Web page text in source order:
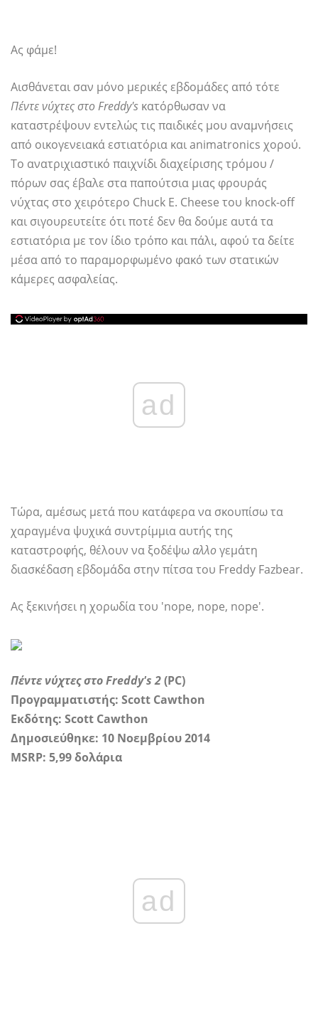
Ας φάμε!
Αισθάνεται σαν μόνο μερικές εβδομάδες από τότε
Πέντε νύχτες στο Freddy's κατόρθωσαν να
καταστρέψουν εντελώς τις παιδικές μου αναμνήσεις
από οικογενειακά εστιατόρια και animatronics χορού.
Το ανατριχιαστικό παιχνίδι διαχείρισης τρόμου /
πόρων σας έβαλε στα παπούτσια μιας φρουράς
νύχτας στο χειρότερο Chuck E. Cheese του knock-off
και σιγουρευτείτε ότι ποτέ δεν θα δούμε αυτά τα
εστιατόρια με τον ίδιο τρόπο και πάλι, αφού τα δείτε
μέσα από το παραμορφωμένο φακό των στατικών
κάμερες ασφαλείας.
ad
Τώρα, αμέσως μετά που κατάφερα να σκουπίσω τα
χαραγμένα ψυχικά συντρίμμια αυτής της
καταστροφής, θέλουν να ξοδέψωαλλογεμάτη
διασκέδαση εβδομάδα στην πίτσα του Freddy Fazbear.
Ας ξεκινήσει η χορωδία του 'nope, nope, nope'.
Πέντε νύχτες στο Freddy's 2(PC)
Προγραμματιστής: Scott Cawthon
Εκδότης: Scott Cawthon
Δημοσιεύθηκε: 10 Νοεμβρίου 2014
MSRP: 5,99 δολάρια
ad